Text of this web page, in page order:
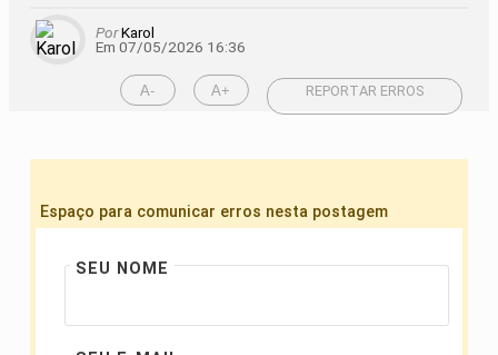
PorKarol
Em 07/05/2026 16:36
A- A+ REPORTAR ERROS
Espaço para comunicar erros nesta postagem
SEU NOME